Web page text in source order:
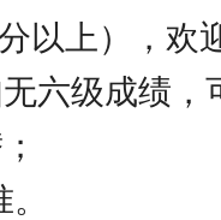
以上），欢
六级成绩，